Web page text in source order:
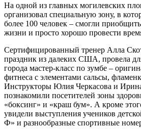
На одной из главных могилевских
организовал специальную зону, в
более 100 человек – смогли
жизни и просто хорошо провести
Сертифицированный тренер Алла
праздник из далеких США, провела
города мастер-класс по зумбе –
фитнеса с элементами сальсы,
Инструкторы Юлия Черкасова и
познакомили посетителей зоны
«боксинг» и «краш бум». А кроме
увидели выступления учеников
Ф» и разнообразные спортивные